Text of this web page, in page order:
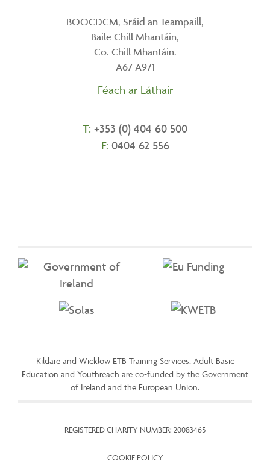
BOOCDCM, Sráid an Teampaill,
Baile Chill Mhantáin,
Co. Chill Mhantáin.
A67 A971
Féach ar Láthair
T: +353 (0) 404 60 500
F: 0404 62 556
Kildare and Wicklow ETB Training Services, Adult Basic
Education and Youthreach are co-funded by the Government
of Ireland and the European Union.
REGISTERED CHARITY NUMBER: 20083465
COOKIE POLICY